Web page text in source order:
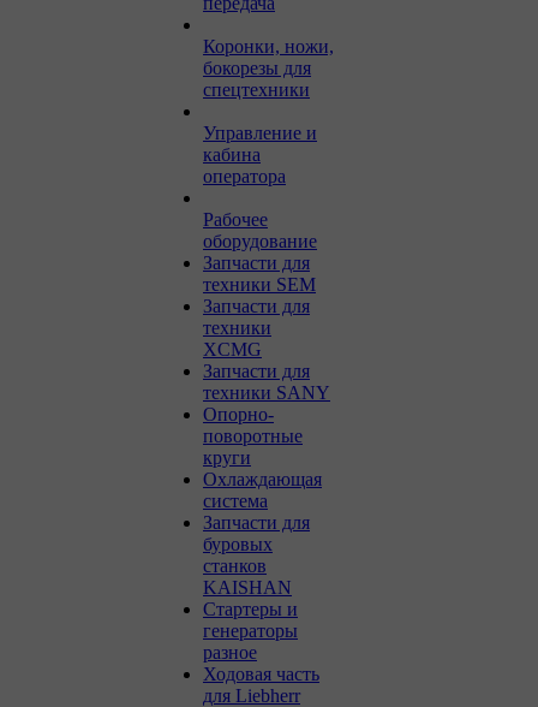
Коронки, ножи,
бокорезы для
спецтехники
Управление и
кабина
оператора
Рабочее
оборудование
Запчасти для
техники SEM
Запчасти для
техники
XCMG
Запчасти для
техники SANY
Опорно-
поворотные
круги
Охлаждающая
система
Запчасти для
буровых
станков
KAISHAN
Стартеры и
генераторы
разное
Ходовая часть
для Liebherr